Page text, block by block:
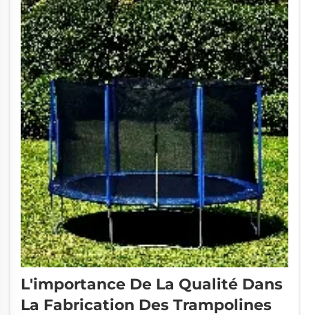
L'importance De La Qualité Dans
La Fabrication Des Trampolines